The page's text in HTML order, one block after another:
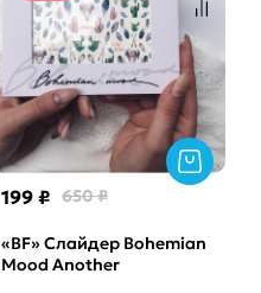
199 ₽ 650 ₽
«BF» Слайдер Bohemian
Mood Another